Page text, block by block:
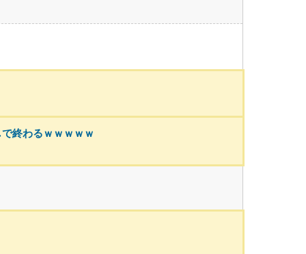
終わるｗｗｗｗｗ